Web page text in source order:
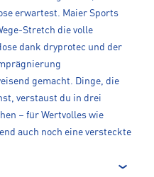
erwartest. Maier Sports
Stretch die volle
dank dryprotec und der
gemacht. Dinge, die
verstaust du in drei
– für Wertvolles wie
auch noch eine versteckte